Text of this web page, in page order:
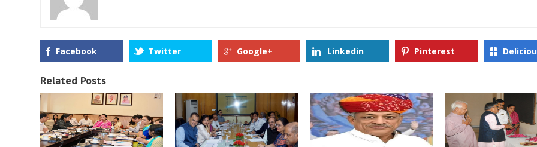
Facebook Twitter Google+ Linkedin Pinterest
Related Posts